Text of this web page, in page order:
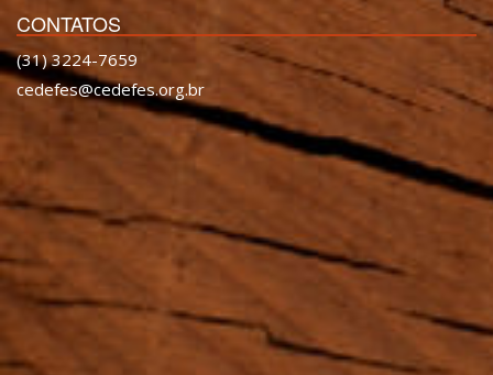
CONTATOS
(31) 3224-7659
cedefes@cedefes.org.br